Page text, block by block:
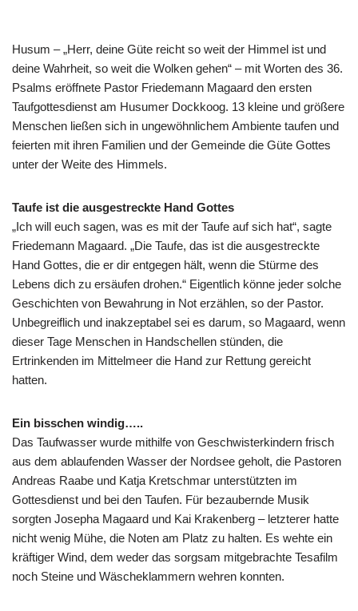
Husum – „Herr, deine Güte reicht so weit der Himmel ist und
deine Wahrheit, so weit die Wolken gehen“ – mit Worten des 36.
Psalms eröffnete Pastor Friedemann Magaard den ersten
Taufgottesdienst am Husumer Dockkoog. 13 kleine und größere
Menschen ließen sich in ungewöhnlichem Ambiente taufen und
feierten mit ihren Familien und der Gemeinde die Güte Gottes
unter der Weite des Himmels.
Taufe ist die ausgestreckte Hand Gottes
„Ich will euch sagen, was es mit der Taufe auf sich hat“, sagte
Friedemann Magaard. „Die Taufe, das ist die ausgestreckte
Hand Gottes, die er dir entgegen hält, wenn die Stürme des
Lebens dich zu ersäufen drohen.“ Eigentlich könne jeder solche
Geschichten von Bewahrung in Not erzählen, so der Pastor.
Unbegreiflich und inakzeptabel sei es darum, so Magaard, wenn
dieser Tage Menschen in Handschellen stünden, die
Ertrinkenden im Mittelmeer die Hand zur Rettung gereicht
hatten.
Ein bisschen windig…..
Das Taufwasser wurde mithilfe von Geschwisterkindern frisch
aus dem ablaufenden Wasser der Nordsee geholt, die Pastoren
Andreas Raabe und Katja Kretschmar unterstützten im
Gottesdienst und bei den Taufen. Für bezaubernde Musik
sorgten Josepha Magaard und Kai Krakenberg – letzterer hatte
nicht wenig Mühe, die Noten am Platz zu halten. Es wehte ein
kräftiger Wind, dem weder das sorgsam mitgebrachte Tesafilm
noch Steine und Wäscheklammern wehren konnten.